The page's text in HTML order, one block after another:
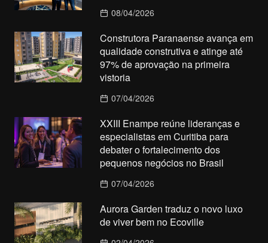
08/04/2026
Construtora Paranaense avança em
qualidade construtiva e atinge até
97% de aprovação na primeira
vistoria
07/04/2026
XXIII Enampe reúne lideranças e
especialistas em Curitiba para
debater o fortalecimento dos
pequenos negócios no Brasil
07/04/2026
Aurora Garden traduz o novo luxo
de viver bem no Ecoville